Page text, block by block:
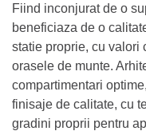
Fiind inconjurat de o
beneficiaza de o
statie proprie, cu valori
orasele de munte.
compartimentari
finisaje de calitate, cu
gradini proprii pentru